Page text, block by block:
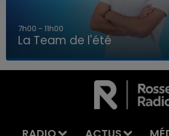
LA TEAM DE L'ÉTÉ
7h00 - 11h00
La Team de l'été